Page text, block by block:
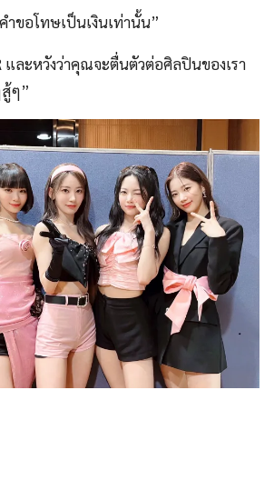
ขอโทษเป็นเงินเท่านั้น”
และหวังว่าคุณจะตื่นตัวต่อศิลปินของเรา
ๆ”